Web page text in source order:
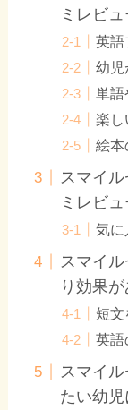
ミレビュ
英語
幼児
単語
楽し
絵本
スマイ
ミレビ
気に
スマイ
り効果
短文
英語
スマイ
たい幼